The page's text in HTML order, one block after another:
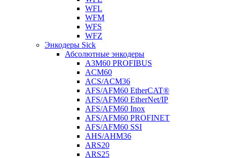
WFL
WFM
WFS
WFZ
Энкодеры Sick
Абсолютные энкодеры
A3M60 PROFIBUS
ACM60
ACS/ACM36
AFS/AFM60 EtherCAT®
AFS/AFM60 EtherNet/IP
AFS/AFM60 Inox
AFS/AFM60 PROFINET
AFS/AFM60 SSI
AHS/AHM36
ARS20
ARS25